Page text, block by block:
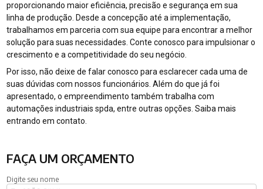
proporcionando maior eficiência, precisão e segurança em sua
linha de produção. Desde a concepção até a implementação,
trabalhamos em parceria com sua equipe para encontrar a melhor
solução para suas necessidades. Conte conosco para impulsionar o
crescimento e a competitividade do seu negócio.
Por isso, não deixe de falar conosco para esclarecer cada uma de
suas dúvidas com nossos funcionários. Além do que já foi
apresentado, o empreendimento também trabalha com
automações industriais spda, entre outras opções. Saiba mais
entrando em contato.
FAÇA UM ORÇAMENTO
Digite seu nome